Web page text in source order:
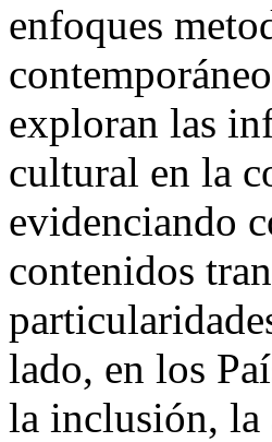
enfoques
exploran las
cultural en la
evidenciando
contenidos
lado, en los
la inclusión, la